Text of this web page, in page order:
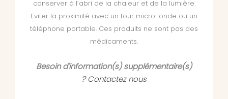
conserver à l’abri de la chaleur et de la lumière.
Eviter la proximité avec un four micro-onde ou un
téléphone portable. Ces produits ne sont pas des
médicaments.
Besoin d'information(s) supplémentaire(s)
?Contactez nous